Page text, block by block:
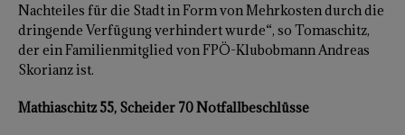
Nachteiles für die Stadt in Form von Mehrkosten durch die
dringende Verfügung verhindert wurde“, so Tomaschitz,
der ein Familienmitglied von FPÖ-Klubobmann Andreas
Skorianz ist.
Mathiaschitz 55, Scheider 70 Notfallbeschlüsse